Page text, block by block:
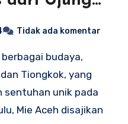
Tidak ada komentar
budaya,
Tiongkok, yang
sentuhan unik pada
Mie Aceh disajikan